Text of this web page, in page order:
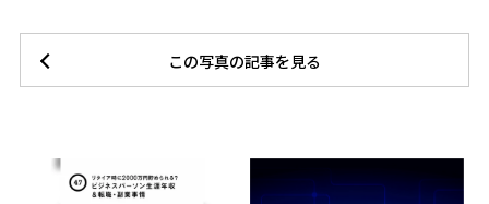
この写真の記事を見る